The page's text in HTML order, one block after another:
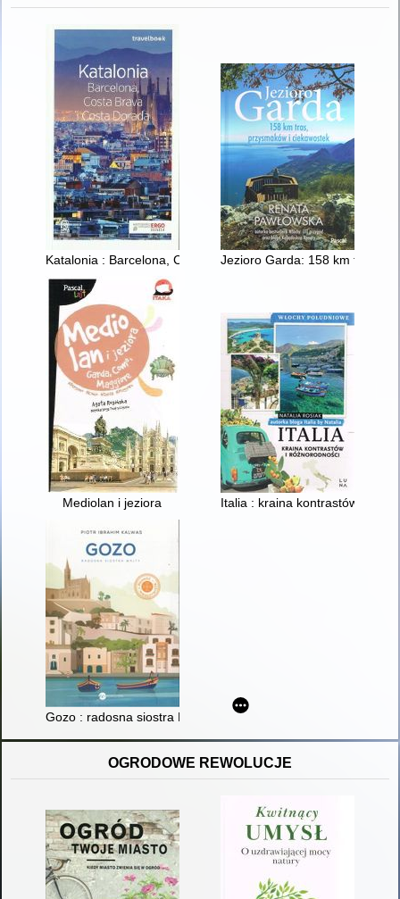
Katalonia : Barcelona, Costa Brava i Costa Dorada
Jezioro Garda: 158 km tras,
Mediolan i jeziora Italia : kraina kontrastów i
Gozo : radosna siostra Malty
OGRODOWE REWOLUCJE